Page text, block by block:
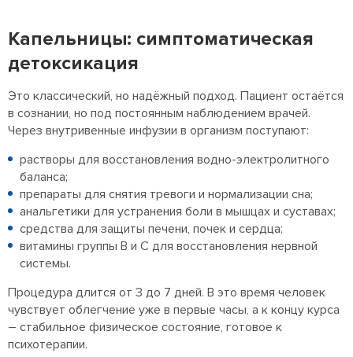
Капельницы: симптоматическая
детоксикация
Это классический, но надёжный подход. Пациент остаётся
в сознании, но под постоянным наблюдением врачей.
Через внутривенные инфузии в организм поступают:
растворы для восстановления водно-электролитного
баланса;
препараты для снятия тревоги и нормализации сна;
анальгетики для устранения боли в мышцах и суставах;
средства для защиты печени, почек и сердца;
витамины группы B и C для восстановления нервной
системы.
Процедура длится от 3 до 7 дней. В это время человек
чувствует облегчение уже в первые часы, а к концу курса
– стабильное физическое состояние, готовое к
психотерапии.